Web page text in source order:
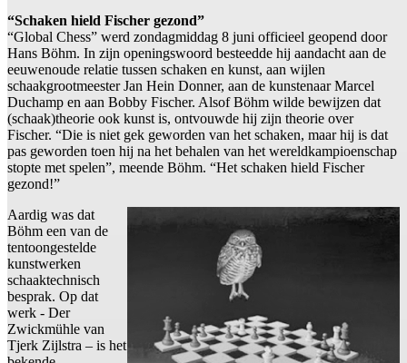
“Schaken hield Fischer gezond”
“Global Chess” werd zondagmiddag 8 juni officieel geopend door
Hans Böhm. In zijn openingswoord besteedde hij aandacht aan de
eeuwenoude relatie tussen schaken en kunst, aan wijlen
schaakgrootmeester Jan Hein Donner, aan de kunstenaar Marcel
Duchamp en aan Bobby Fischer. Alsof Böhm wilde bewijzen dat
(schaak)theorie ook kunst is, ontvouwde hij zijn theorie over
Fischer. “Die is niet gek geworden van het schaken, maar hij is dat
pas geworden toen hij na het behalen van het wereldkampioenschap
stopte met spelen”, meende Böhm. “Het schaken hield Fischer
gezond!”
Aardig was dat
Böhm een van de
tentoongestelde
kunstwerken
schaaktechnisch
besprak. Op dat
werk - Der
Zwickmühle van
Tjerk Zijlstra – is het